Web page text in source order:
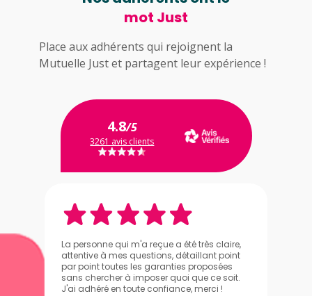
mot Just
Place aux adhérents qui rejoignent la
Mutuelle Just et partagent leur expérience !
4.8/5
3261 avis clients
La personne qui m'a reçue a été très claire,
attentive à mes questions, détaillant point
par point toutes les garanties proposées
sans chercher à imposer quoi que ce soit.
J'ai adhéré en toute confiance, merci !